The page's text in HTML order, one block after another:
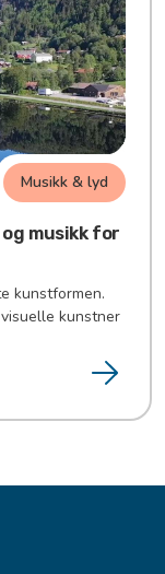
Musikk & lyd
musikk for
kunstformen.
kunstner